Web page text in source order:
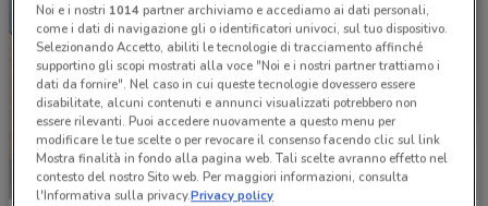
Noi e i nostri 1014partner archiviamo e accediamo ai dati personali,
come i dati di navigazione gli o identificatori univoci, sul tuo dispositivo.
Selezionando Accetto, abiliti le tecnologie di tracciamento affinché
supportino gli scopi mostrati alla voce "Noi e i nostri partner trattiamo i
dati da fornire". Nel caso in cui queste tecnologie dovessero essere
disabilitate, alcuni contenuti e annunci visualizzati potrebbero non
essere rilevanti. Puoi accedere nuovamente a questo menu per
modificare le tue scelte o per revocare il consenso facendo clic sul link
Mostra finalità in fondo alla pagina web. Tali scelte avranno effetto nel
contesto del nostro Sito web. Per maggiori informazioni, consulta
l'Informativa sulla privacy.Privacy policy